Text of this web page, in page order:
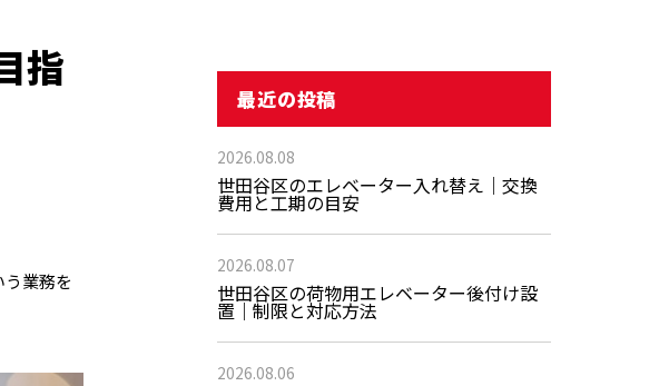
指
業務を
最近の投稿
2026.08.08
世田谷区のエレベーター入れ替え｜交換
費用と工期の目安
2026.08.07
世田谷区の荷物用エレベーター後付け設
置｜制限と対応方法
2026.08.06